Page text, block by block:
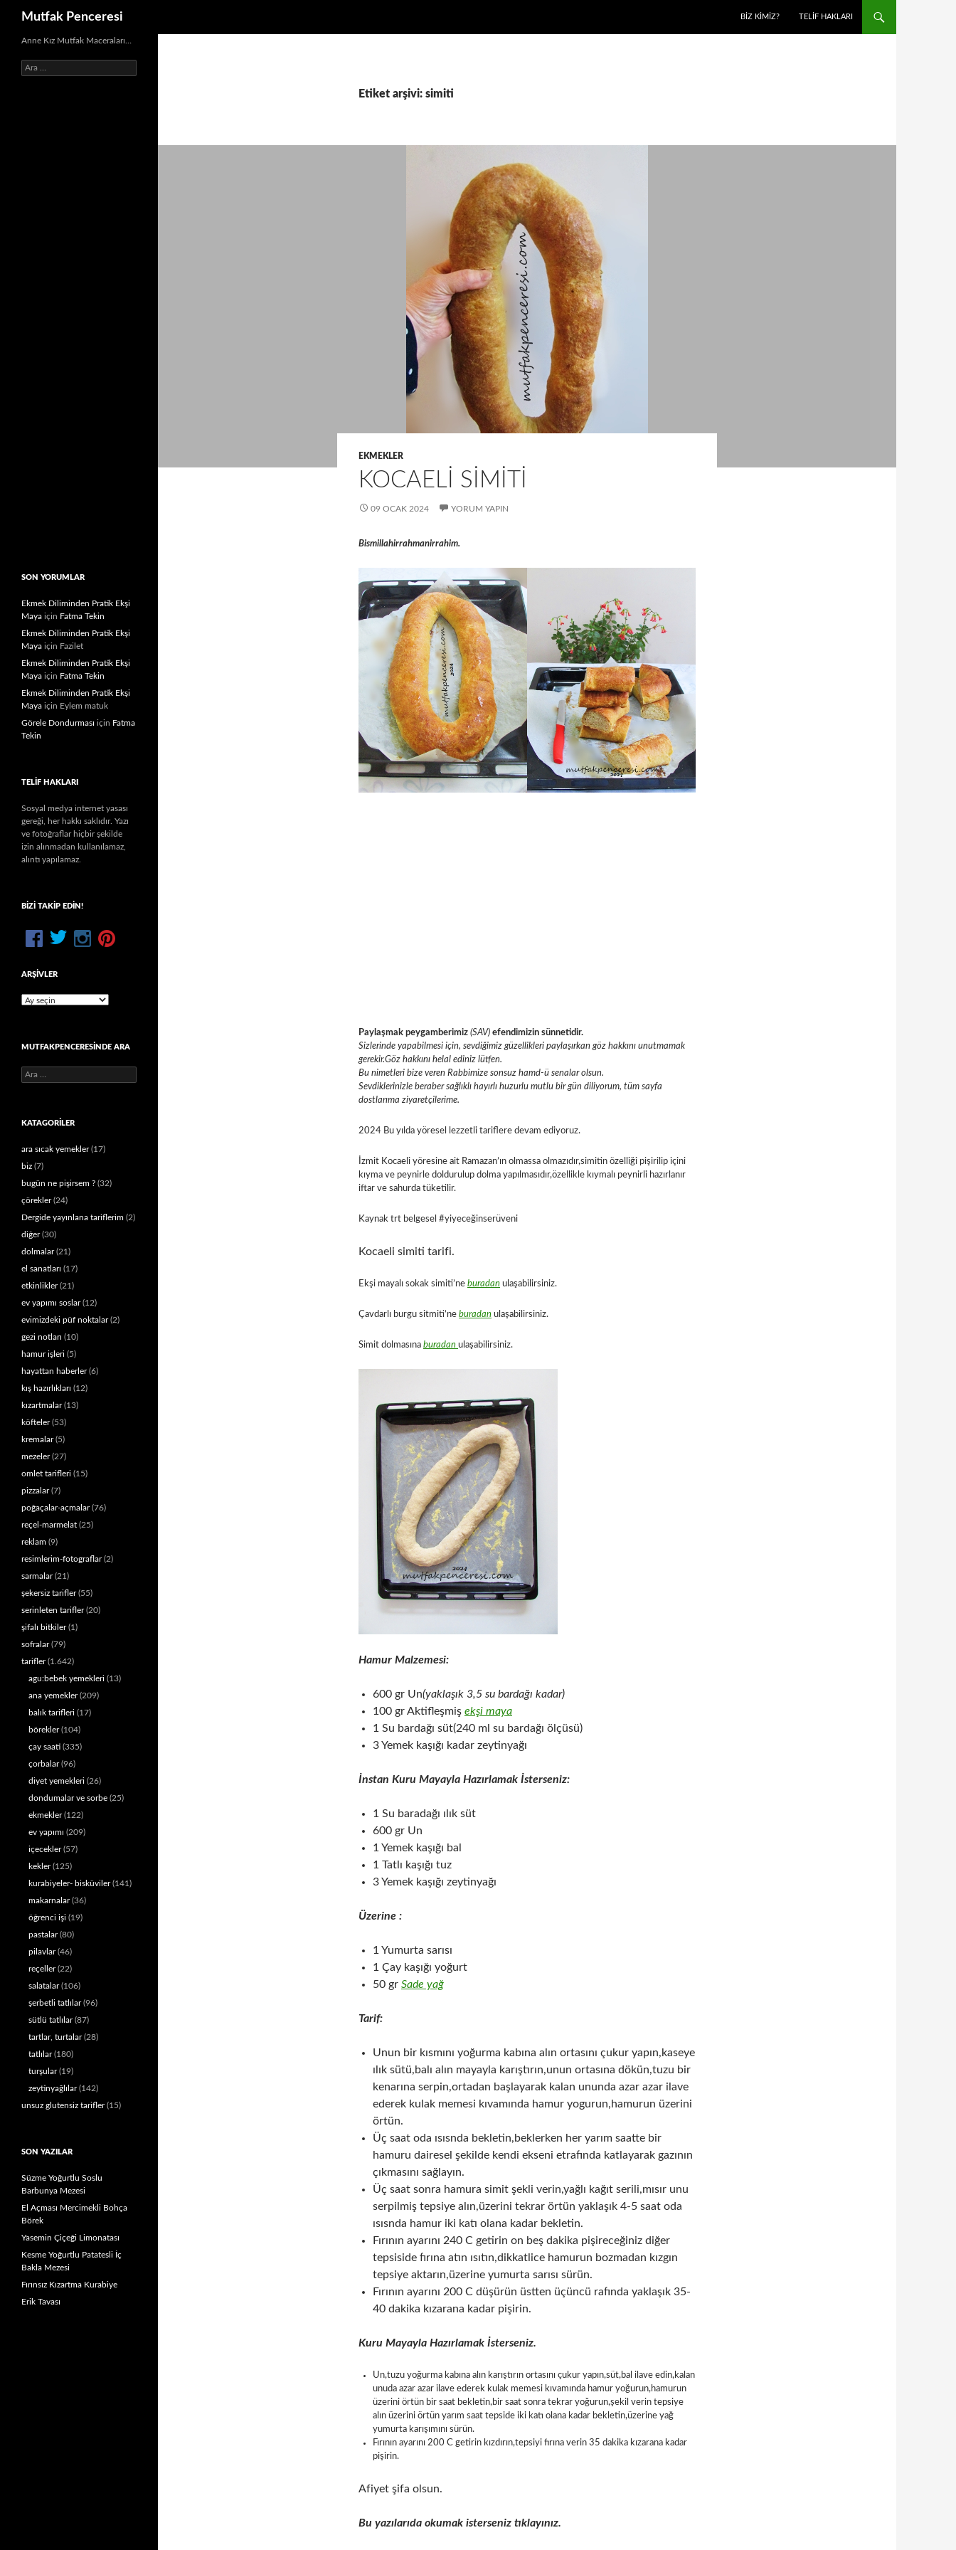
İçeriğe
Mutfak Penceresi BIZ KIMIZ? TELIF HAKLARI
Etiket arşivi: simiti
EKMEKLER
KOCAELI SIMITI
09 OCAK 2024 YORUM YAPIN
Bismillahirrahmanirrahim.
Paylaşmak peygamberimiz (SAV) efendimizin sünnetidir.
Sizlerinde yapabilmesi için, sevdiğimiz güzellikleri paylaşırkan göz hakkını unutmamak
gerekir.Göz hakkını helal ediniz lütfen.
Bu nimetleri bize veren Rabbimize sonsuz hamd-ü senalar olsun.
Sevdiklerinizle beraber sağlıklı hayırlı huzurlu mutlu bir gün diliyorum, tüm sayfa
dostlarıma ziyaretçilerime.
2024 Bu yılda yöresel lezzetli tariflere devam ediyoruz.
İzmit Kocaeli yöresine ait Ramazan’ın olmassa olmazıdır,simitin özelliği pişirilip içini
kıyma ve peynirle doldurulup dolma yapılmasıdır,özellikle kıymalı peynirli hazırlanır
iftar ve sahurda tüketilir.
Kaynak trt belgesel #yiyeceğinserüveni
Kocaeli simiti tarifi.
Ekşi mayalı sokak simiti’ne buradan ulaşabilirsiniz.
Çavdarlı burgu sitmiti’ne buradan ulaşabilirsiniz.
Simit dolmasına buradan ulaşabilirsiniz.
Hamur Malzemesi:
600 gr Un(yaklaşık 3,5 su bardağı kadar)
100 gr Aktifleşmiş ekşi maya
1 Su bardağı süt(240 ml su bardağı ölçüsü)
3 Yemek kaşığı kadar zeytinyağı
İnstan Kuru Mayayla Hazırlamak İsterseniz:
1 Su baradağı ılık süt
600 gr Un
1 Yemek kaşığı bal
1 Tatlı kaşığı tuz
3 Yemek kaşığı zeytinyağı
Üzerine :
1 Yumurta sarısı
1 Çay kaşığı yoğurt
50 gr Sade yağ
Tarif:
Unun bir kısmını yoğurma kabına alın ortasını çukur yapın,kaseye
ılık sütü,balı alın mayayla karıştırın,unun ortasına dökün,tuzu bir
kenarına serpin,ortadan başlayarak kalan ununda azar azar ilave
ederek kulak memesi kıvamında hamur yogurun,hamurun üzerini
örtün.
Üç saat oda ısısnda bekletin,beklerken her yarım saatte bir
hamuru dairesel şekilde kendi ekseni etrafında katlayarak gazının
çıkmasını sağlayın.
Üç saat sonra hamura simit şekli verin,yağlı kağıt serili,mısır unu
serpilmiş tepsiye alın,üzerini tekrar örtün yaklaşık 4-5 saat oda
ısısnda hamur iki katı olana kadar bekletin.
Fırının ayarını 240 C getirin on beş dakika pişireceğiniz diğer
tepsiside fırına atın ısıtın,dikkatlice hamurun bozmadan kızgın
tepsiye aktarın,üzerine yumurta sarısı sürün.
Fırının ayarını 200 C düşürün üstten üçüncü rafında yaklaşık 35-
40 dakika kızarana kadar pişirin.
Kuru Mayayla Hazırlamak İsterseniz.
Un,tuzu yoğurma kabına alın karıştırın ortasını çukur yapın,süt,bal ilave edin,kalan
unuda azar azar ilave ederek kulak memesi kıvamında hamur yoğurun,hamurun
üzerini örtün bir saat bekletin,bir saat sonra tekrar yoğurun,şekil verin tepsiye
alın üzerini örtün yarım saat tepside iki katı olana kadar bekletin,üzerine yağ
yumurta karışımını sürün.
Fırının ayarını 200 C getirin kızdırın,tepsiyi fırına verin 35 dakika kızarana kadar
pişirin.
Afiyet şifa olsun.
Bu yazılarıda okumak isterseniz tıklayınız.
Anne Kız Mutfak Maceraları…
Arama:
SON YORUMLAR
Ekmek Diliminden Pratik Ekşi
Maya için Fatma Tekin
Ekmek Diliminden Pratik Ekşi
Maya için Fazilet
Ekmek Diliminden Pratik Ekşi
Maya için Fatma Tekin
Ekmek Diliminden Pratik Ekşi
Maya için Eylem matuk
Görele Dondurması için Fatma
Tekin
TELIF HAKLARI
Sosyal medya internet yasası
gereği, her hakkı saklıdır. Yazı
ve fotoğraflar hiçbir şekilde
izin alınmadan kullanılamaz,
alıntı yapılamaz.
BIZI TAKIP EDIN!
ARŞIVLER
Arşivler
MUTFAKPENCERESINDE ARA
Arama:
KATAGORILER
ara sıcak yemekler(17)
biz (7)
bugün ne pişirsem ? (32)
çörekler(24)
Dergide yayınlana tariflerim (2)
diğer(30)
dolmalar(21)
el sanatları (17)
etkinlikler(21)
ev yapımı soslar(12)
evimizdeki püf noktalar(2)
gezi notları (10)
hamur işleri (5)
hayattan haberler(6)
kış hazırlıkları (12)
kızartmalar(13)
köfteler(53)
kremalar(5)
mezeler(27)
omlet tarifleri (15)
pizzalar(7)
poğaçalar-açmalar(76)
reçel-marmelat (25)
reklam (9)
resimlerim-fotograflar(2)
sarmalar(21)
şekersiz tarifler(55)
serinleten tarifler(20)
şifalı bitkiler(1)
sofralar(79)
tarifler(1.642)
agu:bebek yemekleri (13)
ana yemekler(209)
balık tarifleri (17)
börekler(104)
çay saati (335)
çorbalar(96)
diyet yemekleri (26)
dondumalar ve sorbe (25)
ekmekler(122)
ev yapımı (209)
içecekler(57)
kekler(125)
kurabiyeler- bisküviler(141)
makarnalar(36)
öğrenci işi (19)
pastalar(80)
pilavlar(46)
reçeller(22)
salatalar(106)
şerbetli tatlılar(96)
sütlü tatlılar(87)
tartlar, turtalar(28)
tatlılar(180)
turşular(19)
zeytinyağlılar(142)
unsuz glutensiz tarifler(15)
SON YAZILAR
Süzme Yoğurtlu Soslu
Barbunya Mezesi
El Açması Mercimekli Bohça
Börek
Yasemin Çiçeği Limonatası
Kesme Yoğurtlu Patatesli İç
Bakla Mezesi
Fırınsız Kızartma Kurabiye
Erik Tavası